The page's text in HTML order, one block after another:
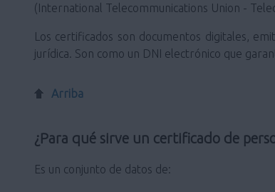
(International Telecommunications Union -
Los certificados son documentos digitales,
jurídica. Son como un DNI electrónico que
Arriba
¿Para qué sirve un certificado de
Es un conjunto de datos de: